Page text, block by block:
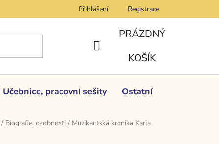
Přihlášení Registrace
NÁKUPNÍ
PRÁZDNÝ
KOŠÍK
Učebnice, pracovní sešity Ostatní
/ Biografie, osobnosti / Muzikantská kronika Karla